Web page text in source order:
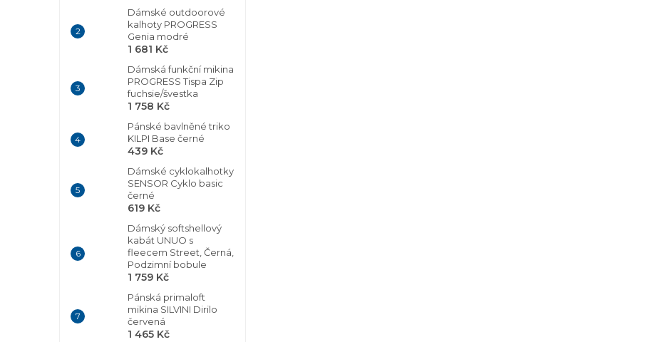
Dámské outdoorové
kalhoty PROGRESS
Genia modré
1 681 Kč
Dámská funkční mikina
PROGRESS Tispa Zip
fuchsie/švestka
1 758 Kč
Pánské bavlněné triko
KILPI Base černé
439 Kč
Dámské cyklokalhotky
SENSOR Cyklo basic
černé
619 Kč
Dámský softshellový
kabát UNUO s
fleecem Street, Černá,
Podzimní bobule
1 759 Kč
Pánská primaloft
mikina SILVINI Dirilo
červená
1 465 Kč